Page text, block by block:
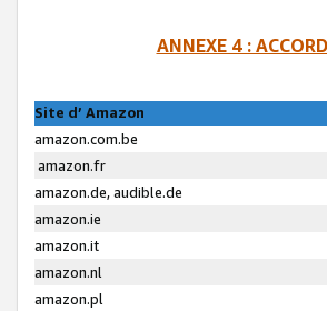
ANNEXE 4 :
Site d’ Amazon
amazon.com.be
amazon.fr
amazon.de, audible.de
amazon.ie
amazon.it
amazon.nl
amazon.pl